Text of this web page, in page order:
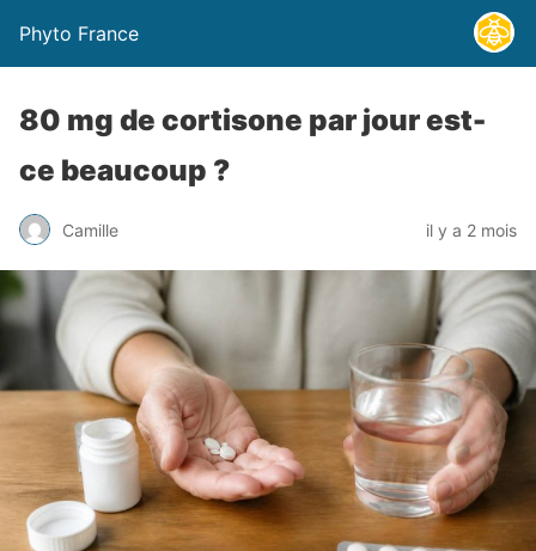
Phyto France
80 mg de cortisone par jour est-
ce beaucoup ?
Camille il y a 2 mois